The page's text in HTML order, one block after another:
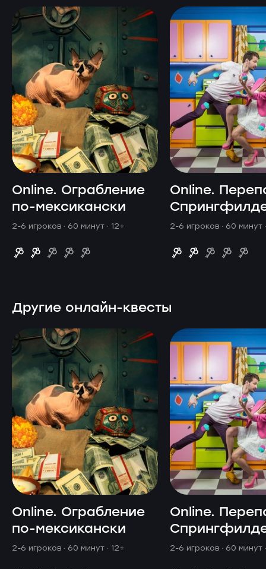
Online. Ограбление
по-мексикански
2-6 игроков · 60 минут · 12+
Online.
2-6 игроков · 60 минут
Другие онлайн-квесты
Online. Ограбление
по-мексикански
2-6 игроков · 60 минут · 12+
Online.
2-6 игроков · 60 минут